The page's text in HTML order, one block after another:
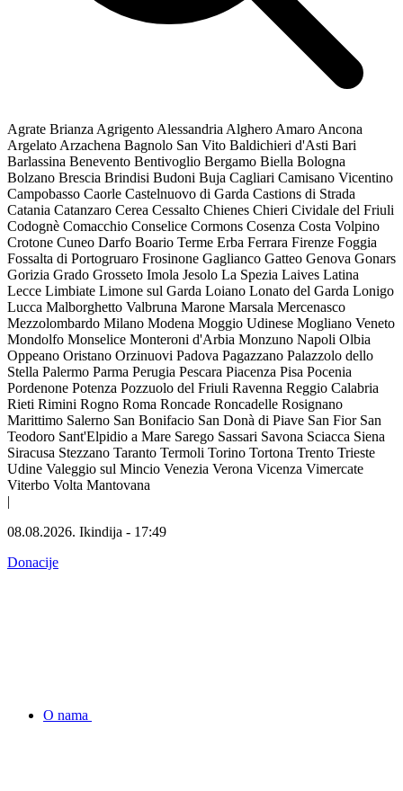
Agrate Brianza Agrigento Alessandria Alghero Amaro Ancona
Argelato Arzachena Bagnolo San Vito Baldichieri d'Asti Bari
Barlassina Benevento Bentivoglio Bergamo Biella Bologna
Bolzano Brescia Brindisi Budoni Buja Cagliari Camisano Vicentino
Campobasso Caorle Castelnuovo di Garda Castions di Strada
Catania Catanzaro Cerea Cessalto Chienes Chieri Cividale del Friuli
Codognè Comacchio Conselice Cormons Cosenza Costa Volpino
Crotone Cuneo Darfo Boario Terme Erba Ferrara Firenze Foggia
Fossalta di Portogruaro Frosinone Gaglianco Gatteo Genova Gonars
Gorizia Grado Grosseto Imola Jesolo La Spezia Laives Latina
Lecce Limbiate Limone sul Garda Loiano Lonato del Garda Lonigo
Lucca Malborghetto Valbruna Marone Marsala Mercenasco
Mezzolombardo Milano Modena Moggio Udinese Mogliano Veneto
Mondolfo Monselice Monteroni d'Arbia Monzuno Napoli Olbia
Oppeano Oristano Orzinuovi Padova Pagazzano Palazzolo dello
Stella Palermo Parma Perugia Pescara Piacenza Pisa Pocenia
Pordenone Potenza Pozzuolo del Friuli Ravenna Reggio Calabria
Rieti Rimini Rogno Roma Roncade Roncadelle Rosignano
Marittimo Salerno San Bonifacio San Donà di Piave San Fior San
Teodoro Sant'Elpidio a Mare Sarego Sassari Savona Sciacca Siena
Siracusa Stezzano Taranto Termoli Torino Tortona Trento Trieste
Udine Valeggio sul Mincio Venezia Verona Vicenza Vimercate
Viterbo Volta Mantovana
|
08.08.2026. Ikindija - 17:49
Donacije
O nama